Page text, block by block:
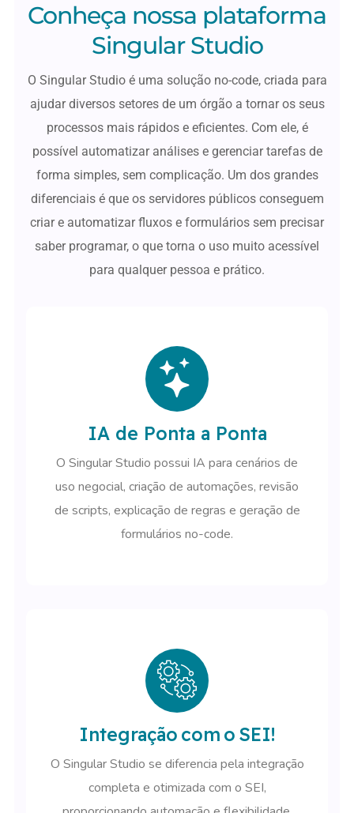
Conheça nossa plataforma
Singular Studio
O Singular Studio é uma solução no-code, criada para
ajudar diversos setores de um órgão a tornar os seus
processos mais rápidos e eficientes. Com ele, é
possível automatizar análises e gerenciar tarefas de
forma simples, sem complicação. Um dos grandes
diferenciais é que os servidores públicos conseguem
criar e automatizar fluxos e formulários sem precisar
saber programar, o que torna o uso muito acessível
para qualquer pessoa e prático.
IA de Ponta a Ponta
O Singular Studio possui IA para cenários de
uso negocial, criação de automações, revisão
de scripts, explicação de regras e geração de
formulários no-code.
Integração com o SEI!
O Singular Studio se diferencia pela integração
completa e otimizada com o SEI,